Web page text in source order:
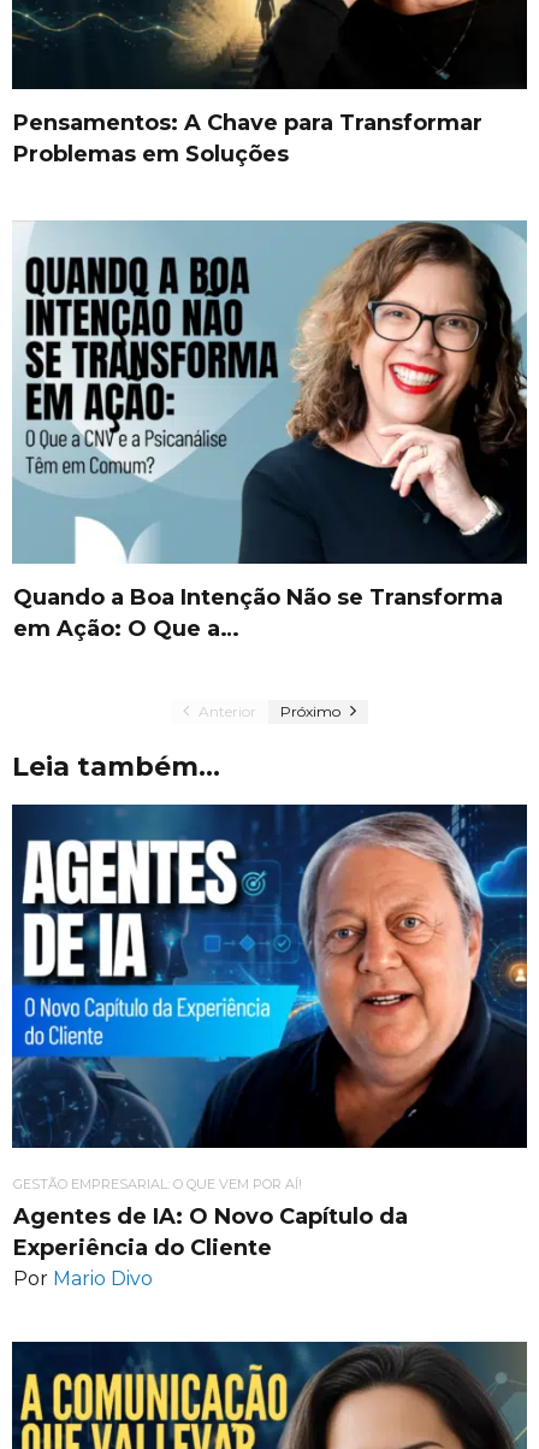
Pensamentos: A Chave para Transformar
Problemas em Soluções
Quando a Boa Intenção Não se Transforma
em Ação: O Que a…
Anterior Próximo
Leia também...
GESTÃO EMPRESARIAL: O QUE VEM POR AÍ!
Agentes de IA: O Novo Capítulo da
Experiência do Cliente
Por Mario Divo